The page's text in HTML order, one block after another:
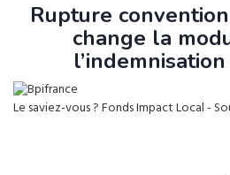
Rupture
change la
Le saviez-vous ?Fonds Impact Local -